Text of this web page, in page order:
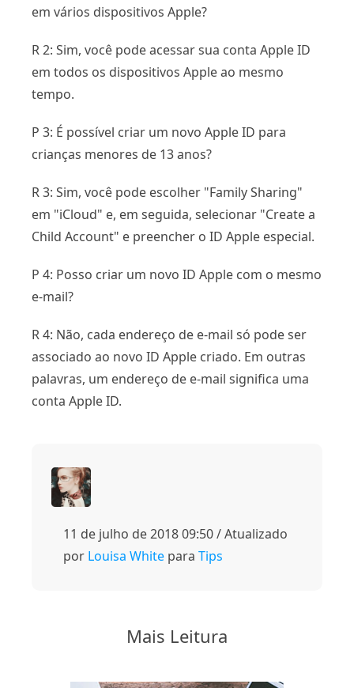
em vários dispositivos Apple?
R 2: Sim, você pode acessar sua conta Apple ID
em todos os dispositivos Apple ao mesmo
tempo.
P 3: É possível criar um novo Apple ID para
crianças menores de 13 anos?
R 3: Sim, você pode escolher "Family Sharing"
em "iCloud" e, em seguida, selecionar "Create a
Child Account" e preencher o ID Apple especial.
P 4: Posso criar um novo ID Apple com o mesmo
e-mail?
R 4: Não, cada endereço de e-mail só pode ser
associado ao novo ID Apple criado. Em outras
palavras, um endereço de e-mail significa uma
conta Apple ID.
11 de julho de 2018 09:50 / Atualizado
por Louisa White para Tips
Mais Leitura